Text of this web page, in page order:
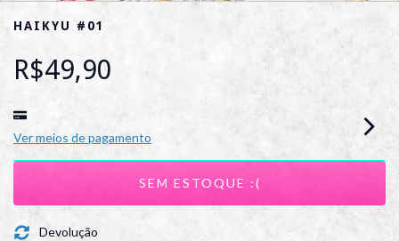
HAIKYU #01
R$49,90
Ver meios de pagamento
Devolução